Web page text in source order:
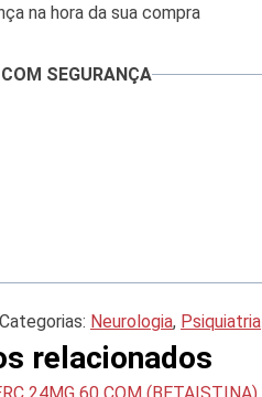
na hora da sua compra
SEGURANÇA
Categorias: Neurologia, Psiquiatria
relacionados